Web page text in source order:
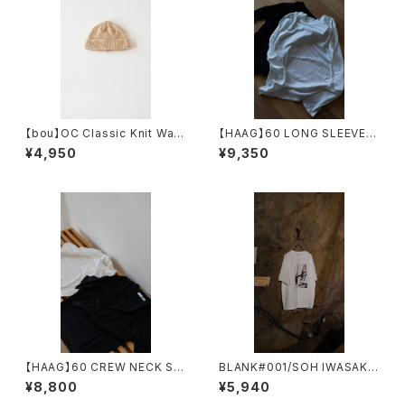
【bou】OC Classic Knit Watc
h
¥4,950
【HAAG】60 LONG SLEEVE S
HIRT
¥9,350
【HAAG】60 CREW NECK SHI
RT
¥8,800
BLANK#001/SOH IWASAKI
EROSION 02 岩肌
¥5,940